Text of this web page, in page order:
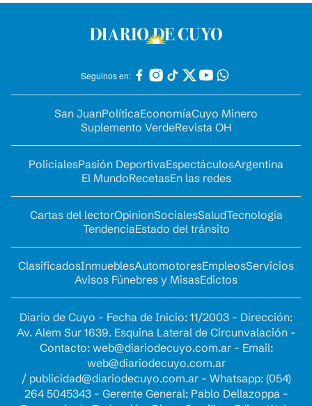
Seguinos en:
San JuanPolíticaEconomíaCuyo Minero
Suplemento VerdeRevista OH
PolicialesPasión DeportivaEspectáculosArgentina
El MundoRecetasEn las redes
Cartas del lectorOpinionSocialesSaludTecnología
TendenciaEstado del tránsito
ClasificadosInmueblesAutomotoresEmpleosServicios
Avisos Fúnebres y MisasEdictos
Diario de Cuyo - Fecha de Inicio: 11/2003 - Dirección:
Av. Alem Sur 1639. Esquina Lateral de Circunvalación -
Contacto: web@diariodecuyo.com.ar- Email:
web@diariodecuyo.com.ar
/ publicidad@diariodecuyo.com.ar- Whatsapp: (054)
264 5045343 - Gerente General: Pablo Dellazoppa -